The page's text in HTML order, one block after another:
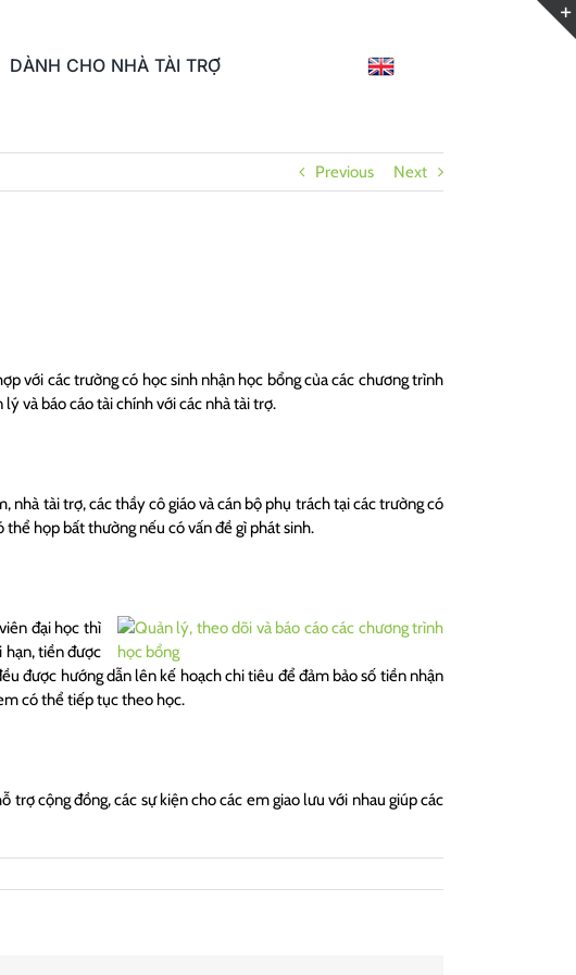
DÀNH CHO NHÀ TÀI TRỢ
Previous Next
với các trường có học sinh nhận học bổng của các chương trình
và báo cáo tài chính với các nhà tài trợ.
nhà tài trợ, các thầy cô giáo và cán bộ phụ trách tại các trường có
thể họp bất thường nếu có vấn đề gì phát sinh.
đại học thì
hạn, tiền được
được hướng dẫn lên kế hoạch chi tiêu để đảm bảo số tiền nhận
có thể tiếp tục theo học.
cộng đồng, các sự kiện cho các em giao lưu với nhau giúp các